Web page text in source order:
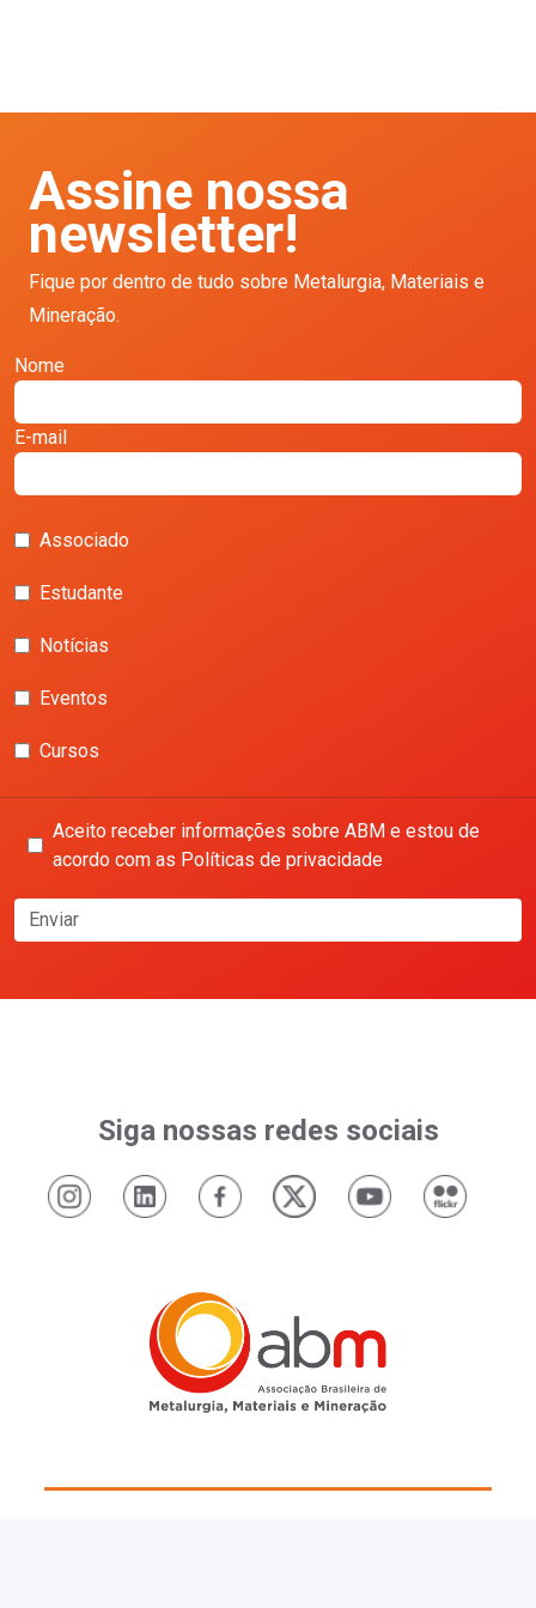
Assine nossa
newsletter!
Fique por dentro de tudo sobre Metalurgia, Materiais e
Mineração.
Nome
E-mail
Associado
Estudante
Notícias
Eventos
Cursos
Aceito receber informações sobre ABM e estou de
acordo com as Políticas de privacidade
Enviar
Siga nossas redes sociais